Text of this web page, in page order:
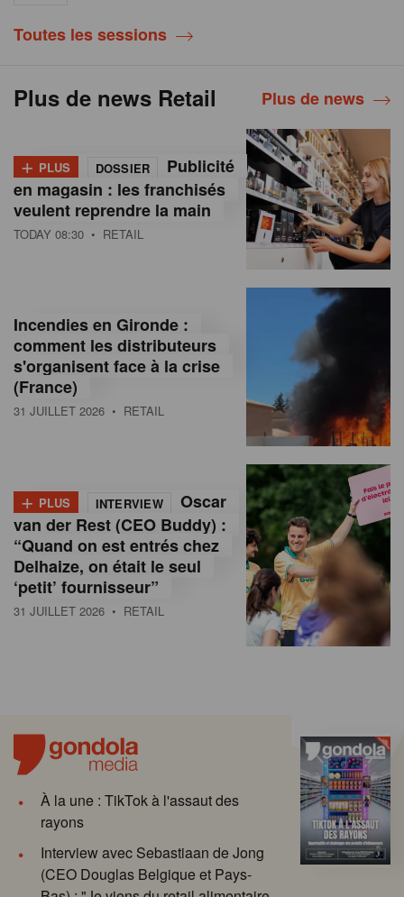
Toutes les sessions
Plus de news Retail Plus de news
+ PLUS DOSSIER
Publicité
en magasin : les franchisés
veulent reprendre la main
TODAY 08:30 • RETAIL
Incendies en Gironde :
comment les distributeurs
s'organisent face à la crise
(France)
31 JUILLET 2026 • RETAIL
+ PLUS INTERVIEW
Oscar
van der Rest (CEO Buddy) :
“Quand on est entrés chez
Delhaize, on était le seul
‘petit’ fournisseur”
31 JUILLET 2026 • RETAIL
À la une : TikTok à l'assaut des
rayons
Interview avec Sebastiaan de Jong
(CEO Douglas Belgique et Pays-